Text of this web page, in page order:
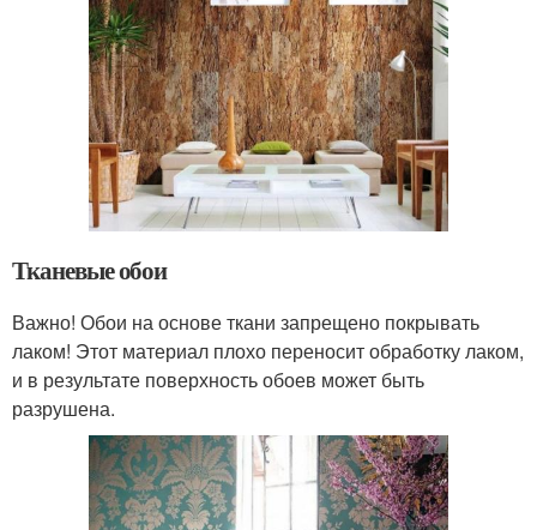
Тканевые обои
Важно! Обои на основе ткани запрещено покрывать
лаком! Этот материал плохо переносит обработку лаком,
и в результате поверхность обоев может быть
разрушена.